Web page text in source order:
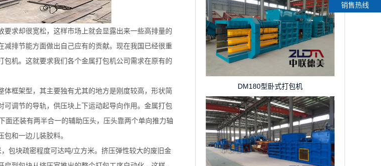
求却很宽松，这样市场上就会显露出来一些高排量的
排节能方面做出自己应有的贡献。现在我国已经很重
机。这就要求我们各个金属打包机公司需求在原有的
框架型，其主要独有尤其的地方是刚度较高，形状简
调节的导轨，供压块上下运动起导向作用。金属打包
还装有两半合一的辅助压头，压头靠两个单向推力轴
和一边儿装胶料。
包块疏密程度可达吨/立方米。挤压弹性较大的废旧金
DM180型卧式打包机
销售热线